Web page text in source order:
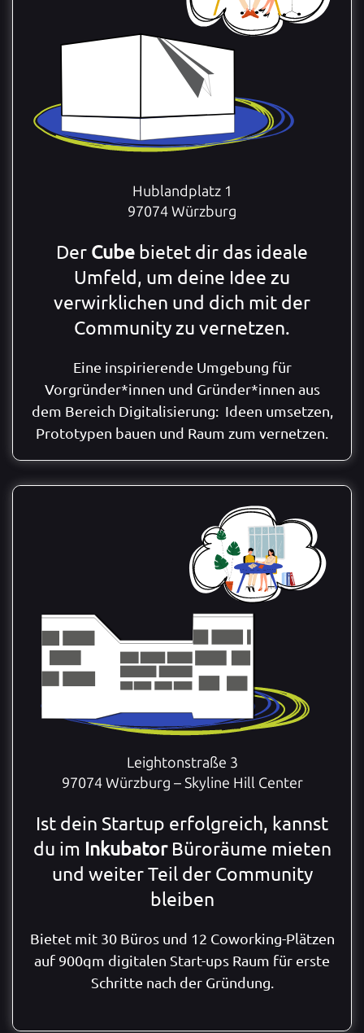
Hublandplatz 1
97074 Würzburg
Der Cube bietet dir das ideale
Umfeld, um deine Idee zu
verwirklichen und dich mit der
Community zu vernetzen.
Eine inspirierende Umgebung für
Vorgründer*innen und Gründer*innen aus
dem Bereich Digitalisierung: Ideen umsetzen,
Prototypen bauen und Raum zum vernetzen.
Leightonstraße 3
97074 Würzburg – Skyline Hill Center
Ist dein Startup erfolgreich, kannst
du im InkubatorBüroräume mieten
und weiter Teil der Community
bleiben
Bietet mit 30 Büros und 12 Coworking-Plätzen
auf 900qm digitalen Start-ups Raum für erste
Schritte nach der Gründung.